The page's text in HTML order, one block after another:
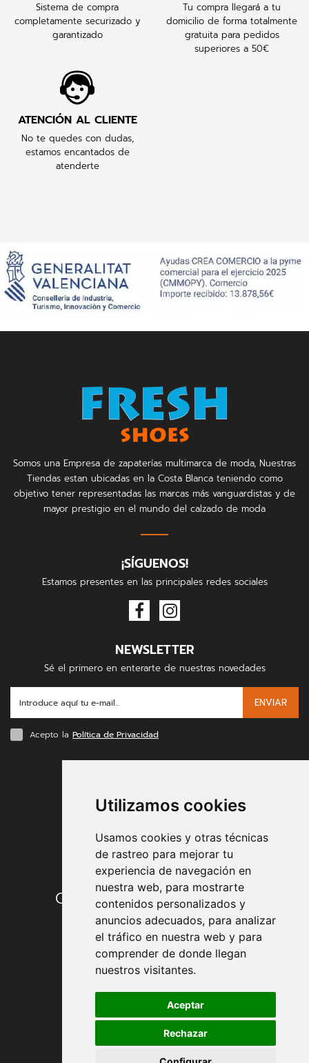
Utilizamos cookies
Usamos cookies y otras técnicas
de rastreo para mejorar tu
experiencia de navegación en
nuestra web, para mostrarte
contenidos personalizados y
anuncios adecuados, para analizar
el tráfico en nuestra web y para
comprender de donde llegan
nuestros visitantes.
Aceptar
Rechazar
Sistema de compra
completamente securizado y
garantizado
Tu compra llegará a tu
domicilio de forma totalmente
gratuita para pedidos
superiores a 50€
ATENCIÓN AL CLIENTE
No te quedes con dudas,
estamos encantados de
atenderte
Somos una Empresa de zapaterías multimarca de moda, Nuestras
Tiendas estan ubicadas en la Costa Blanca teniendo como
objetivo tener representadas las marcas más vanguardistas y de
mayor prestigio en el mundo del calzado de moda
¡SÍGUENOS!
Estamos presentes en las principales redes sociales
NEWSLETTER
Sé el primero en enterarte de nuestras novedades
ENVIAR
Acepto la Política de Privacidad
Condiciones de contratación
Envío y entrega
Devoluciones
Formas de pago
Política de Privacidad